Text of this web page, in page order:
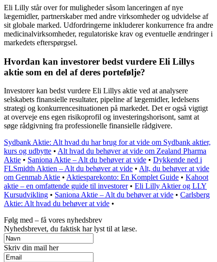
Eli Lilly står over for muligheder såsom lanceringen af nye
lægemidler, partnerskaber med andre virksomheder og udvidelse af
sit globale marked. Udfordringerne inkluderer konkurrence fra andre
medicinalvirksomheder, regulatoriske krav og eventuelle ændringer i
markedets efterspørgsel.
Hvordan kan investorer bedst vurdere Eli Lillys
aktie som en del af deres portefølje?
Investorer kan bedst vurdere Eli Lillys aktie ved at analysere
selskabets finansielle resultater, pipeline af lægemidler, ledelsens
strategi og konkurrencesituationen på markedet. Det er også vigtigt
at overveje ens egen risikoprofil og investeringshorisont, samt at
søge rådgivning fra professionelle finansielle rådgivere.
Sydbank Aktie: Alt hvad du har brug for at vide om Sydbank aktier,
kurs og udbytte • Alt hvad du behøver at vide om Zealand Pharma
Aktie • Saniona Aktie – Alt du behøver at vide • Dykkende ned i
FLSmidth Aktien – Alt du behøver at vide • Alt, du behøver at vide
om Genmab Aktie • Aktiesparekonto: En Komplet Guide • Kahoot
aktie – en omfattende guide til investorer• Eli Lilly Aktier og LLY
Kursudvikling • Saniona Aktie – Alt du behøver at vide • Carlsberg
Aktie: Alt hvad du behøver at vide •
Følg med – få vores nyhedsbrev
Nyhedsbrevet, du faktisk har lyst til at læse.
Skriv din mail her